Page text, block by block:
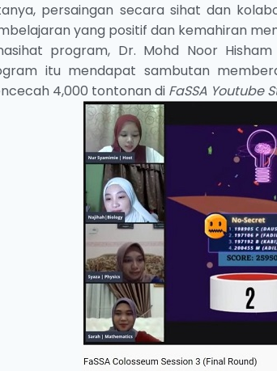
persaingan secara sihat dan
yang positif dan kemahiran
program, Dr. Mohd Noor
itu mendapat sambutan
4,000 tontonan di FaSSA Youtube